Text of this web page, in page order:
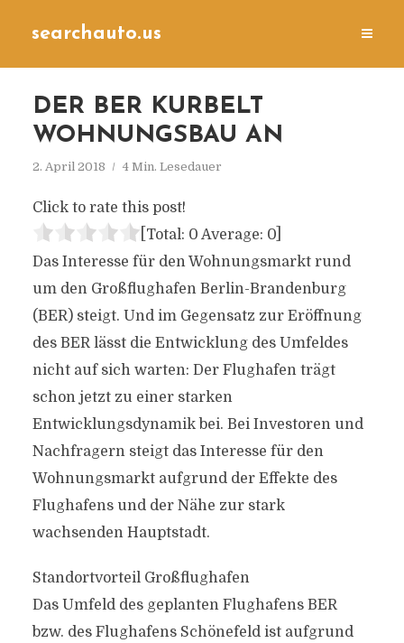
searchauto.us
DER BER KURBELT
WOHNUNGSBAU AN
2. April 2018 4 Min. Lesedauer
Click to rate this post!
[Total: 0 Average: 0]
Das Interesse für den Wohnungsmarkt rund
um den Großflughafen Berlin-Brandenburg
(BER) steigt. Und im Gegensatz zur Eröffnung
des BER lässt die Entwicklung des Umfeldes
nicht auf sich warten: Der Flughafen trägt
schon jetzt zu einer starken
Entwicklungsdynamik bei. Bei Investoren und
Nachfragern steigt das Interesse für den
Wohnungsmarkt aufgrund der Effekte des
Flughafens und der Nähe zur stark
wachsenden Hauptstadt.
Standortvorteil Großflughafen
Das Umfeld des geplanten Flughafens BER
bzw. des Flughafens Schönefeld ist aufgrund